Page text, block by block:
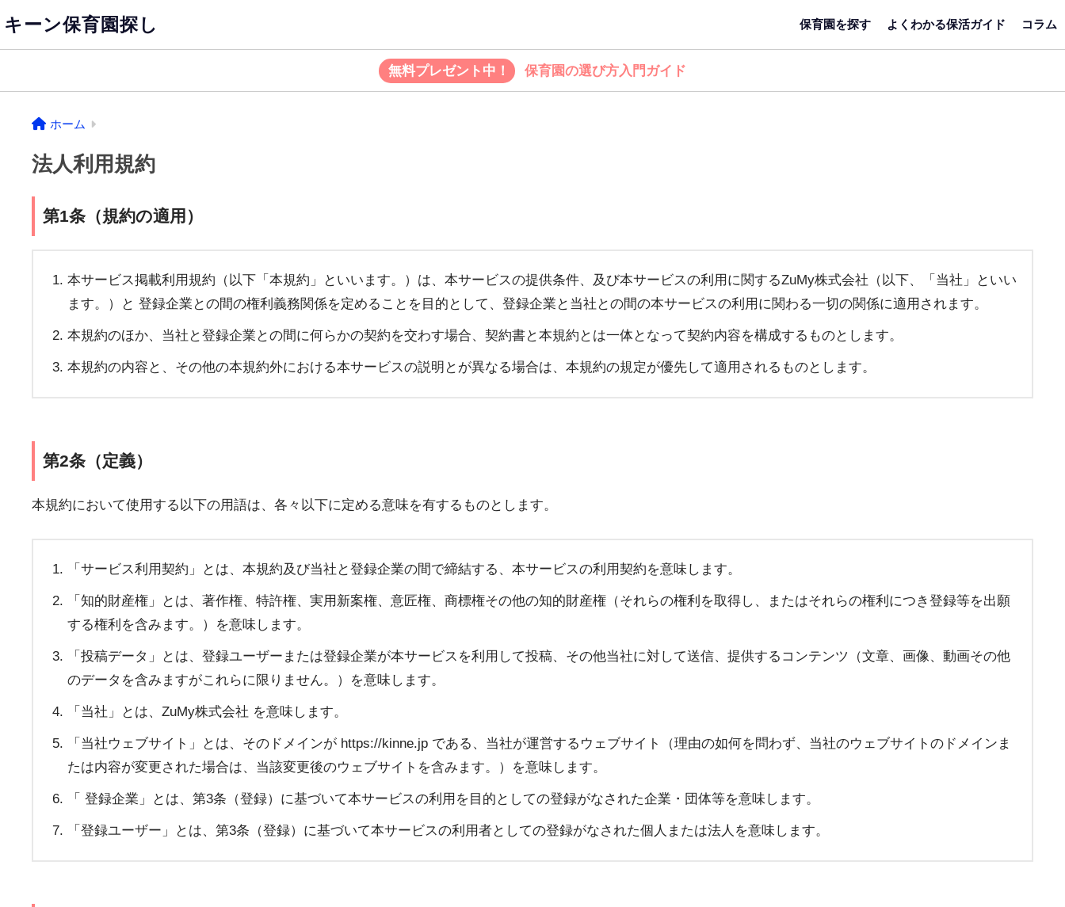
キーン保育園探し 保育園を探す よくわかる保活ガイド コラム
無料プレゼント中！ 保育園の選び方入門ガイド
ホーム
法人利用規約
第1条（規約の適用）
本サービス掲載利用規約（以下「本規約」といいます。）は、本サービスの提供条件、及び本サービスの利用に関するZuMy株式会社（以下、「当社」といい
ます。）と 登録企業との間の権利義務関係を定めることを目的として、登録企業と当社との間の本サービスの利用に関わる一切の関係に適用されます。
本規約のほか、当社と登録企業との間に何らかの契約を交わす場合、契約書と本規約とは一体となって契約内容を構成するものとします。
本規約の内容と、その他の本規約外における本サービスの説明とが異なる場合は、本規約の規定が優先して適用されるものとします。
第2条（定義）
本規約において使用する以下の用語は、各々以下に定める意味を有するものとします。
「サービス利用契約」とは、本規約及び当社と登録企業の間で締結する、本サービスの利用契約を意味します。
「知的財産権」とは、著作権、特許権、実用新案権、意匠権、商標権その他の知的財産権（それらの権利を取得し、またはそれらの権利につき登録等を出願
する権利を含みます。）を意味します。
「投稿データ」とは、登録ユーザーまたは登録企業が本サービスを利用して投稿、その他当社に対して送信、提供するコンテンツ（文章、画像、動画その他
のデータを含みますがこれらに限りません。）を意味します。
「当社」とは、ZuMy株式会社 を意味します。
「当社ウェブサイト」とは、そのドメインが https://kinne.jp である、当社が運営するウェブサイト（理由の如何を問わず、当社のウェブサイトのドメインま
たは内容が変更された場合は、当該変更後のウェブサイトを含みます。）を意味します。
「 登録企業」とは、第3条（登録）に基づいて本サービスの利用を目的としての登録がなされた企業・団体等を意味します。
「登録ユーザー」とは、第3条（登録）に基づいて本サービスの利用者としての登録がなされた個人または法人を意味します。